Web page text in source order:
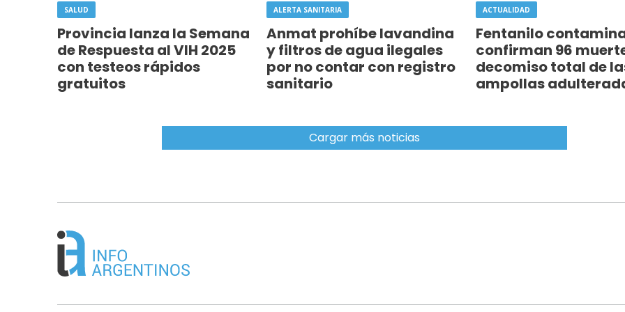
SALUD
Provincia lanza la Semana
de Respuesta al VIH 2025
con testeos rápidos
gratuitos
ALERTA SANITARIA
Anmat prohíbe lavandina
y filtros de agua ilegales
por no contar con registro
sanitario
ACTUALIDAD
Fentanilo
confirman 96
decomiso total de
ampollas
Cargar más noticias